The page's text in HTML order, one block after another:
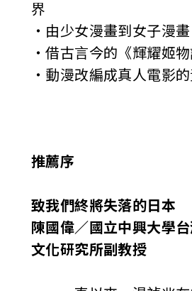
界
‧由少女漫畫到女子漫畫
‧借古言今的《輝耀姬物
‧動漫改編成真人電影
推薦序
致我們終將失落的日本
陳國偉／國立中興大學
文化研究所副教授